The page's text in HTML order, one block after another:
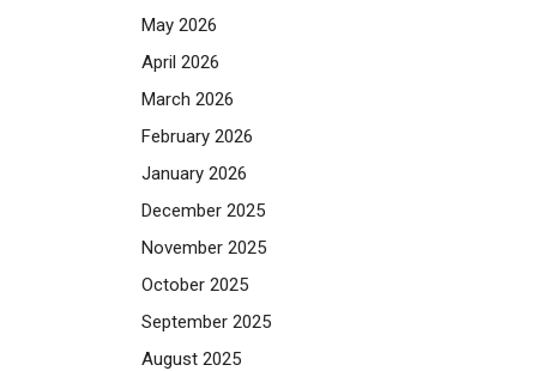
May 2026
April 2026
March 2026
February 2026
January 2026
December 2025
November 2025
October 2025
September 2025
August 2025